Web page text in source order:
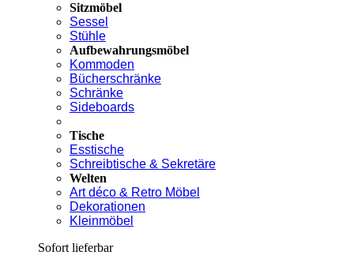
Sitzmöbel
Sessel
Stühle
Aufbewahrungsmöbel
Kommoden
Bücherschränke
Schränke
Sideboards
Tische
Esstische
Schreibtische & Sekretäre
Welten
Art déco & Retro Möbel
Dekorationen
Kleinmöbel
Sofort lieferbar